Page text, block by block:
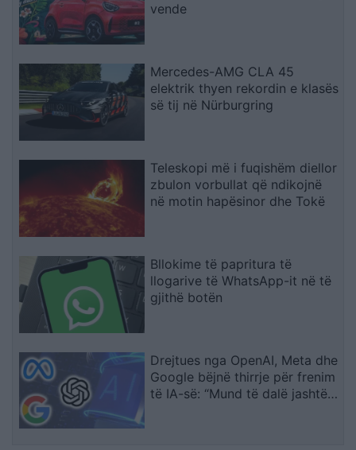
vende
Mercedes-AMG CLA 45
elektrik thyen rekordin e klasës
së tij në Nürburgring
Teleskopi më i fuqishëm diellor
zbulon vorbullat që ndikojnë
në motin hapësinor dhe Tokë
Bllokime të papritura të
llogarive të WhatsApp-it në të
gjithë botën
Drejtues nga OpenAI, Meta dhe
Google bëjnë thirrje për frenim
të IA-së: “Mund të dalë jashtë